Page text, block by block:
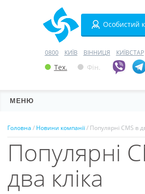
Особистий
0800 КИЇВ ВІННИЦЯ КИЇВСТАР
Тех. Фін.
МЕНЮ
Домени
VPN
Головна / Новини компанії/ Популярні CMS в
Популярні
два кліка